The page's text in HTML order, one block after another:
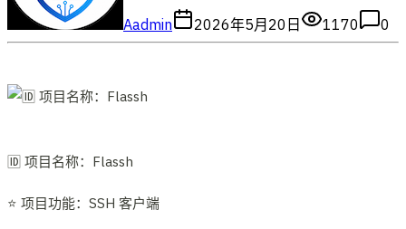
Aadmin 2026年5月20日 1170 0
🆔 项目名称：Flassh
⭐️ 项目功能：SSH 客户端